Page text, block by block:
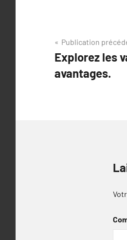
Navigation
de
l’article
Publication
Explorez les
avantages.